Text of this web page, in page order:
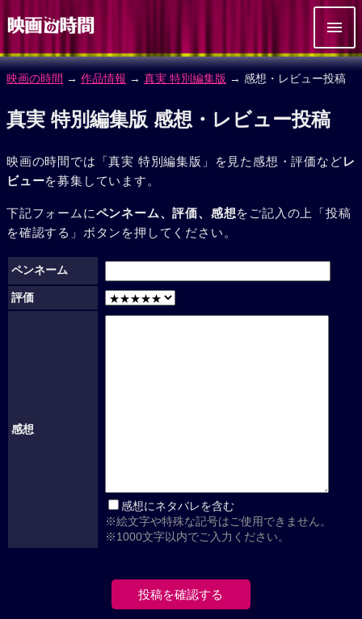
映画の時間 → 作品情報 → 真実 特別編集版 → 感想・レビュー投稿
真実 特別編集版 感想・レビュー投稿
映画の時間では「真実 特別編集版」を見た感想・評価などレ
ビューを募集しています。
下記フォームにペンネーム、評価、感想をご記入の上「投稿
を確認する」ボタンを押してください。
ペンネーム
評価
感想
感想にネタバレを含む
※絵文字や特殊な記号はご使用できません。
※1000文字以内でご入力ください。